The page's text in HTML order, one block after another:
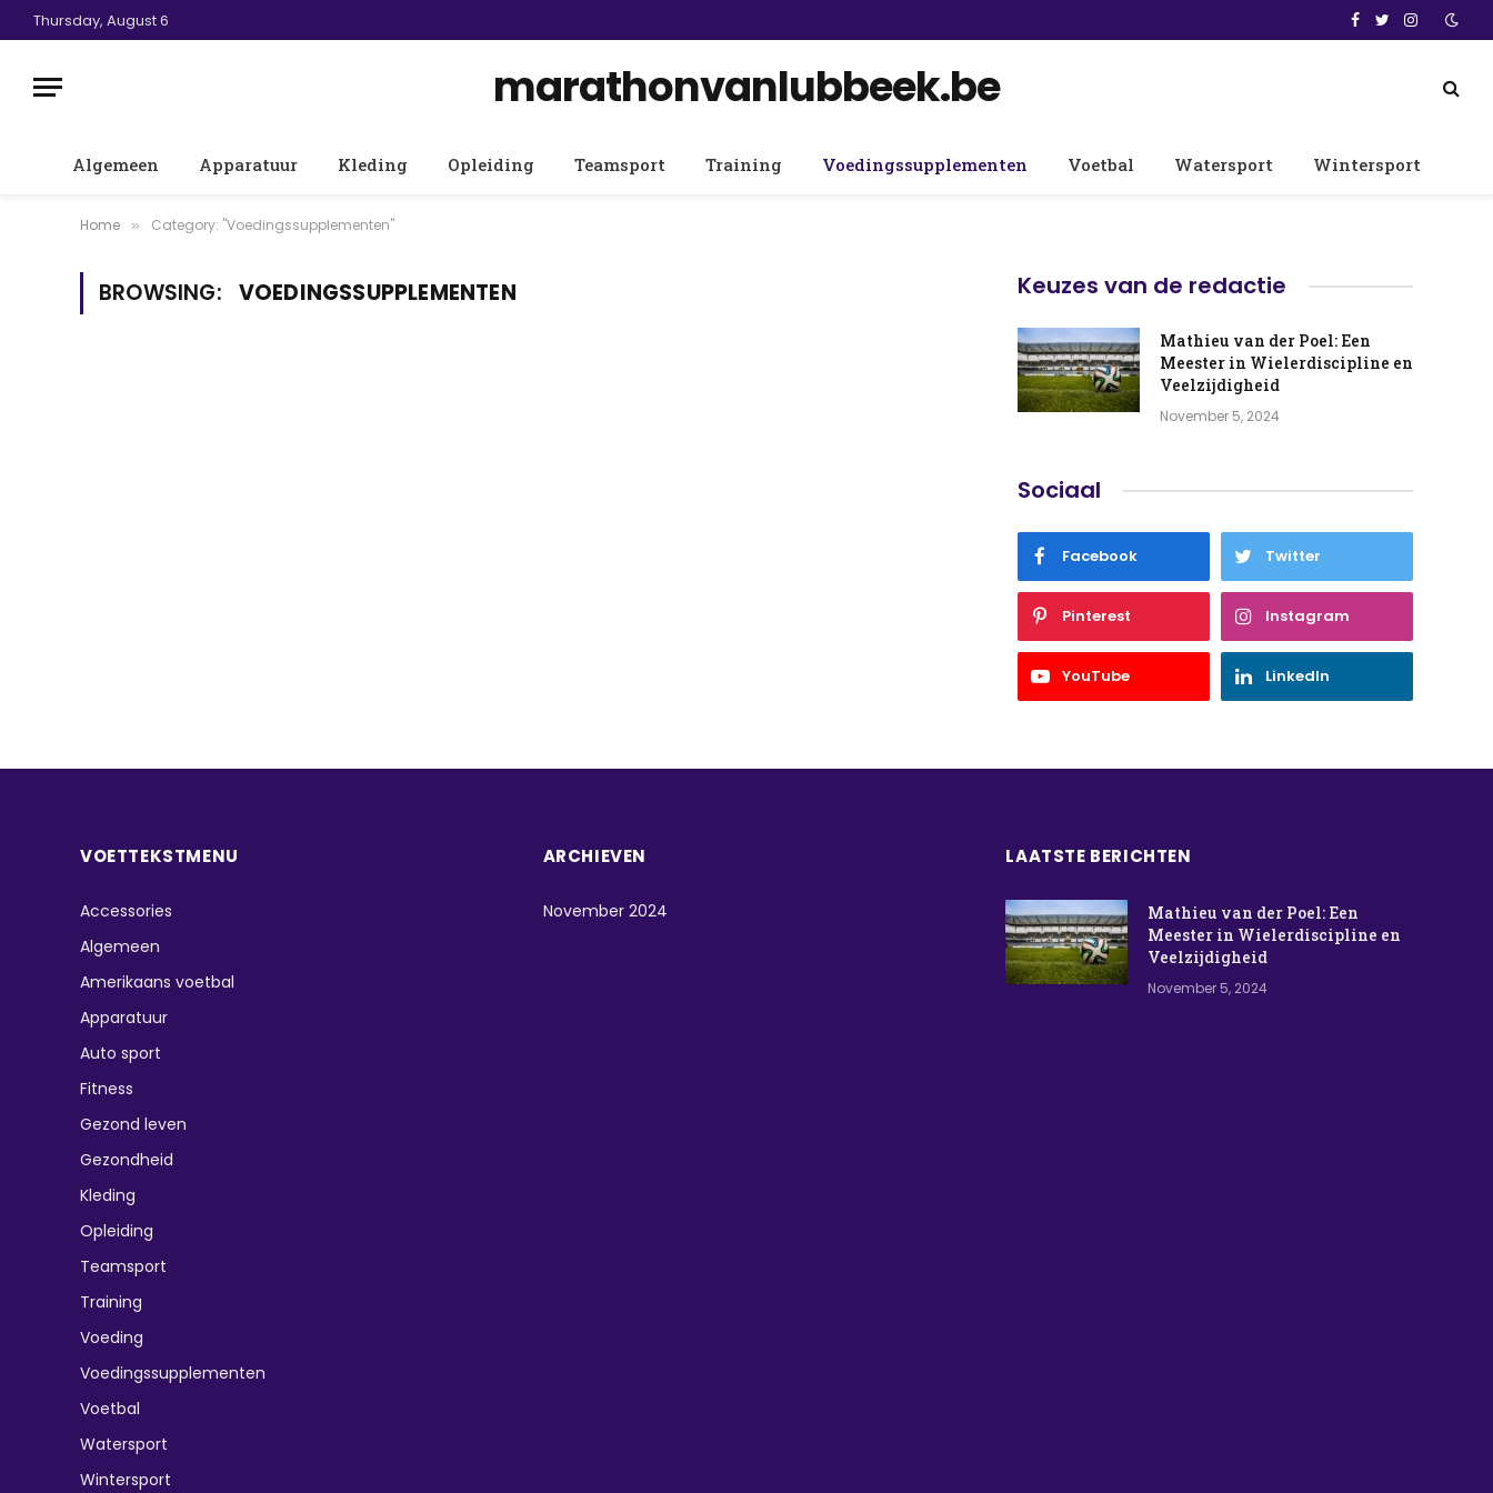
Thursday, August 6 Facebook
TwitterInstagram
marathonvanlubbeek.be
Algemeen Apparatuur Kleding Opleiding Teamsport Training Voedingssupplementen Voetbal Watersport Wintersport
Home » Category: "Voedingssupplementen"
BROWSING: VOEDINGSSUPPLEMENTEN Keuzes van de redactie
Mathieu van der Poel: Een
Meester in Wielerdiscipline en
Veelzijdigheid
November 5, 2024
Sociaal
Facebook Twitter
Pinterest Instagram
YouTube LinkedIn
VOETTEKSTMENU
Accessories
Algemeen
Amerikaans voetbal
Apparatuur
Auto sport
Fitness
Gezond leven
Gezondheid
Kleding
Opleiding
Teamsport
Training
Voeding
Voedingssupplementen
Voetbal
Watersport
Wintersport
ARCHIEVEN
November 2024
LAATSTE BERICHTEN
Mathieu van der Poel: Een
Meester in Wielerdiscipline en
Veelzijdigheid
November 5, 2024